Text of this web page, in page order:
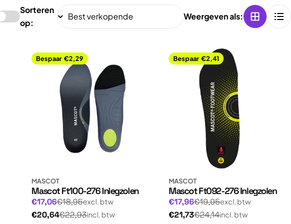
Sorteren
op:
Weergeven als:
Bespaar €2,29
MASCOT
Mascot Ft100-276 Inlegzolen
Aanbiedingsprijs
€17,06
Normale
prijs
€18,95excl. btw
€20,64
Normale€22,93incl. btw
Bespaar €2,41
MASCOT
Mascot Ft092-276 Inlegzolen
Aanbiedingsprijs
€17,96
Normale
prijs
€19,95excl. btw
€21,73
Normale€24,14incl. btw